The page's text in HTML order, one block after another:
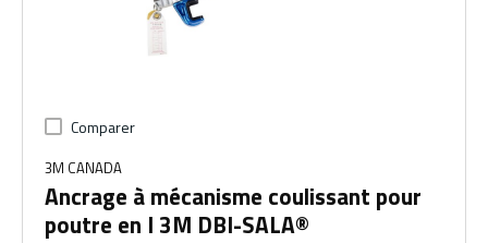
Comparer
3M CANADA
Ancrage à mécanisme coulissant pour
poutre en I 3M DBI-SALA®